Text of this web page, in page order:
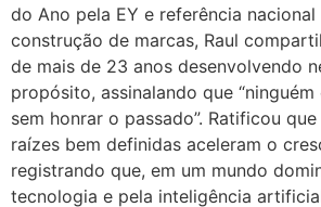
do Ano pela EY e referência
construção de marcas, Raul
de mais de 23 anos desenvolvendo
propósito, assinalando que
sem honrar o passado”. Ratificou
raízes bem definidas aceleram o
registrando que, em um mundo
tecnologia e pela inteligência